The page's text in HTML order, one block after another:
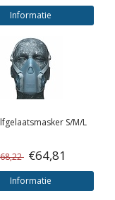
Informatie
S/M/L
€64,81
Informatie